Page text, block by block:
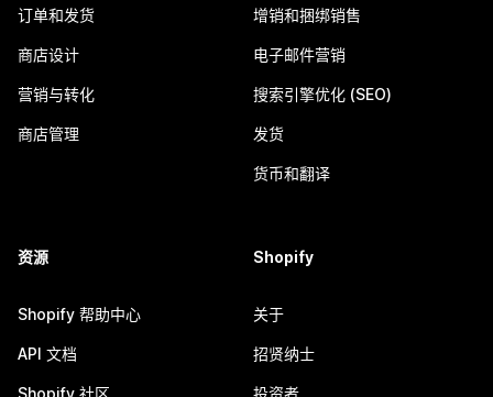
订单和发货
商店设计
营销与转化
商店管理
增销和捆绑销售
电子邮件营销
搜索引擎优化 (SEO)
发货
货币和翻译
资源
Shopify 帮助中心
API 文档
Shopify 社区
Shopify
关于
招贤纳士
投资者